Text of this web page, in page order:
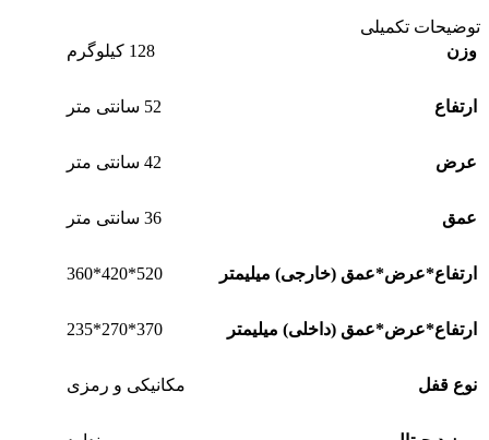
توضیحات تکمیلی
وزن
128 کیلوگرم
ارتفاع 52 سانتی متر
عرض 42 سانتی متر
عمق 36 سانتی متر
ارتفاع*عرض*عمق (خارجی) میلیمتر
ارتفاع*عرض*عمق (داخلی) میلیمتر
نوع قفل مکانیکی و رمزی